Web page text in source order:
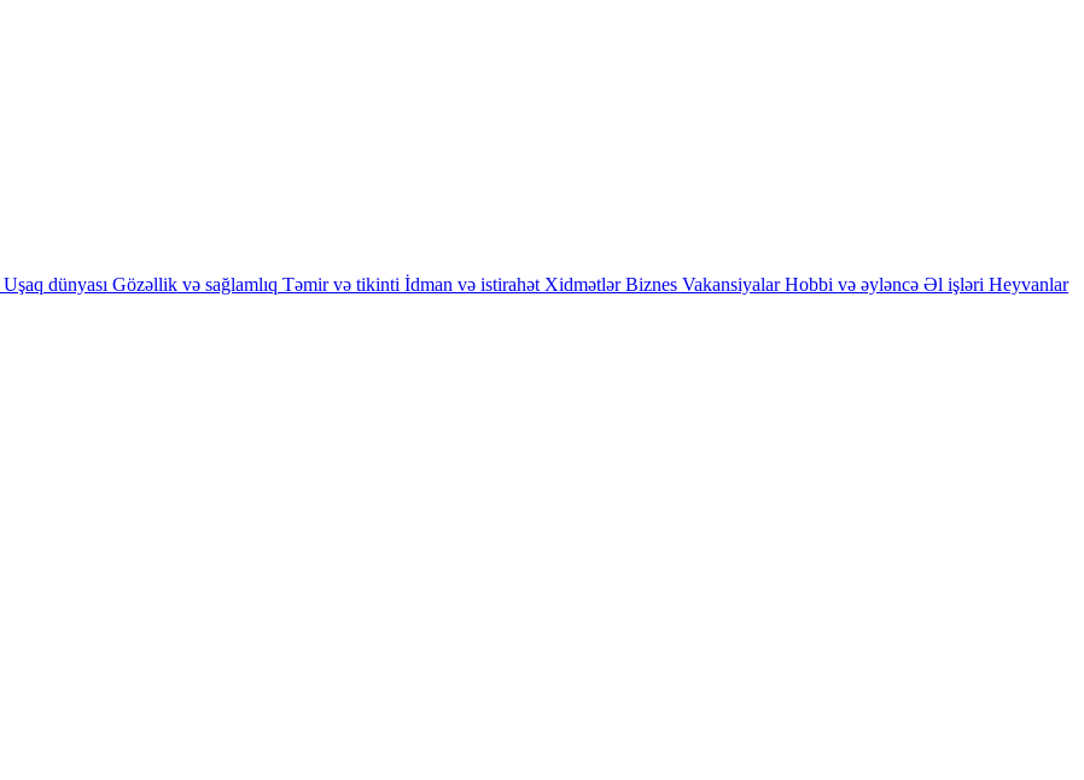
Uşaq dünyası Gözəllik və sağlamlıq Təmir və tikinti İdman və istirahət Xidmətlər Biznes Vakansiyalar Hobbi və əyləncə Əl işləri Heyvanlar